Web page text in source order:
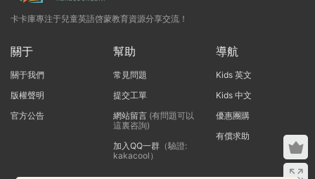
卡卡庫專注于兒童英語啓蒙教育資源分享交流！
關于
關于我們
版權聲明
官方公告
幫助
常見問題
提交工單
網站留言(有問題可以
這裏咨詢)
加入QQ一群（驗證:
kakacool）
導航
Kids 英文
Kids 中文
優惠團購
有償求助